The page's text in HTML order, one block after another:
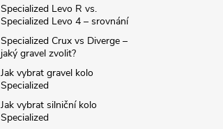
Specialized Levo R vs.
Specialized Levo 4 – srovnání
Specialized Crux vs Diverge –
jaký gravel zvolit?
Jak vybrat gravel kolo
Specialized
Jak vybrat silniční kolo
Specialized